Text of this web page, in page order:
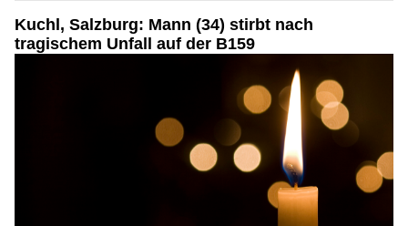
Kuchl, Salzburg: Mann (34) stirbt nach
tragischem Unfall auf der B159